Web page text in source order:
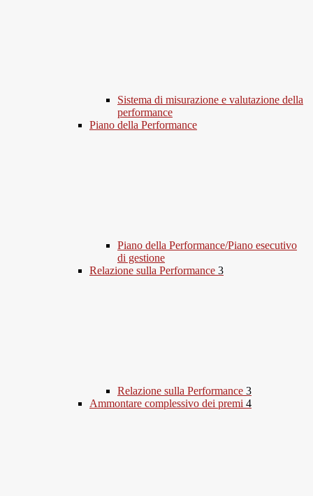
Sistema di misurazione e valutazione della
performance
Piano della Performance
Piano della Performance/Piano esecutivo
di gestione
Relazione sulla Performance 3
Relazione sulla Performance 3
Ammontare complessivo dei premi 4